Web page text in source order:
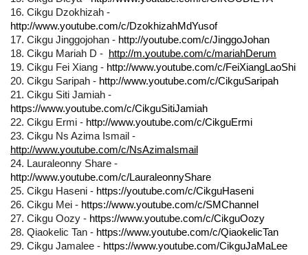
http://www.youtube.com/c/DzokhizahMdYusof
17. Cikgu Jinggojohan - http://youtube.com/c/JinggoJohan
18. Cikgu Mariah D -
http://m.youtube.com/c/mariahDerum
19. Cikgu Fei Xiang - http://www.youtube.com/c/FeiXiangLaoShi
20. Cikgu Saripah - http://www.youtube.com/c/CikguSaripah
https://www.youtube.com/c/CikguSitiJamiah
22. Cikgu Ermi - http://www.youtube.com/c/CikguErmi
23.
http://www.youtube.com/c/NsAzimaIsmail
http://www.youtube.com/c/LauraleonnyShare
25. Cikgu Haseni - https://youtube.com/c/CikguHaseni
26. Cikgu Mei - https://www.youtube.com/c/SMChannel
27. Cikgu Oozy - https://www.youtube.com/c/CikguOozy
28. Qiaokelic Tan - https://www.youtube.com/c/QiaokelicTan
29. Cikgu Jamalee - https://www.youtube.com/CikguJaMaLee